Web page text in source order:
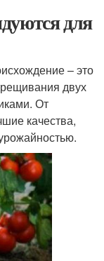
для
– это
двух
От
качества,